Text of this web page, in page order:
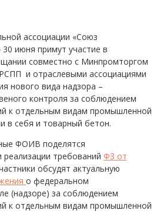
ассоциации «Союз
июня примут участие в
совместно с Минпромторгом
и отраслевыми ассоциациями
нового вида надзора –
контроля за соблюдением
к отдельным видам промышленной
в себя и товарный бетон.
ФОИВ поделятся
требований ФЗ от
обсудят актуальную
о федеральном
(надзоре) за соблюдением
к отдельным видам промышленной